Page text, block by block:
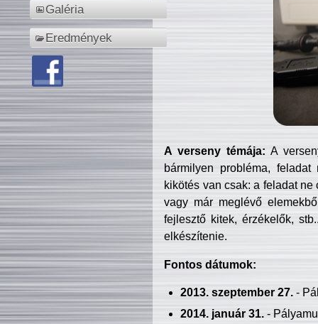
Galéria
Eredmények
A verseny témája: A
bármilyen probléma, feladat
kikötés van csak: a feladat
vagy már meglévő
fejlesztő kitek, érzékelők,
elkészítenie.
Fontos dátumok:
2013. szeptember 27.-
2014. január 31.-